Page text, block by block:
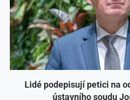
Lidé podepisují petici na
ústavního soudu